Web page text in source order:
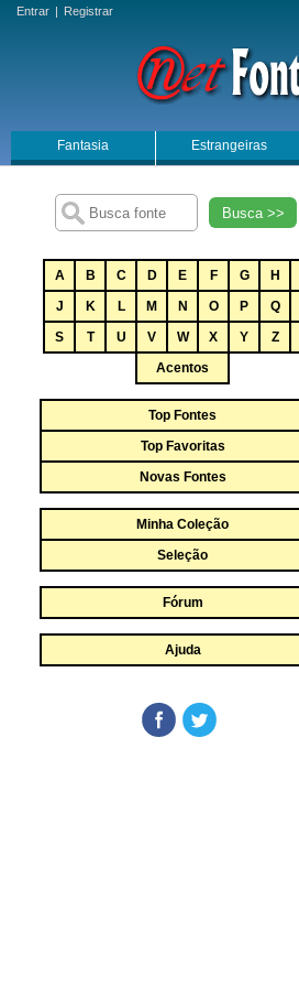
Entrar | Registrar
Fantasia Estrangeiras
Busca >>
A B C D E F G H
J
K L M N O P Q
S
T U V W X Y Z
Acentos
Top Fontes
Top Favoritas
Novas Fontes
Minha Coleção
Seleção
Fórum
Ajuda